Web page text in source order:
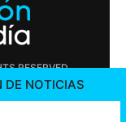
RESERVED
DE NOTICIAS